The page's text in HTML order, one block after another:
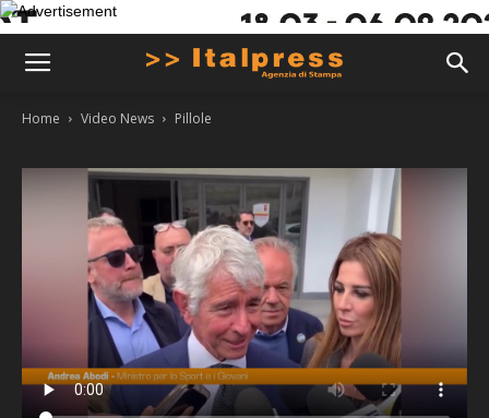
Home Video News Pillole